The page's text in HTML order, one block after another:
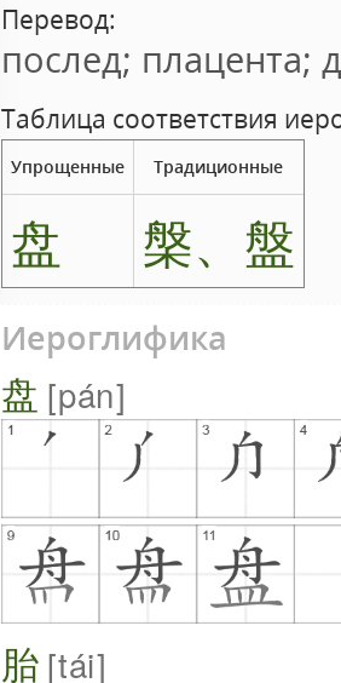
Перевод:
послед; плацента;
Таблица соответствия
Упрощенные Традиционные
盘 槃、盤
Иероглифика
盘 pán
胎 tái